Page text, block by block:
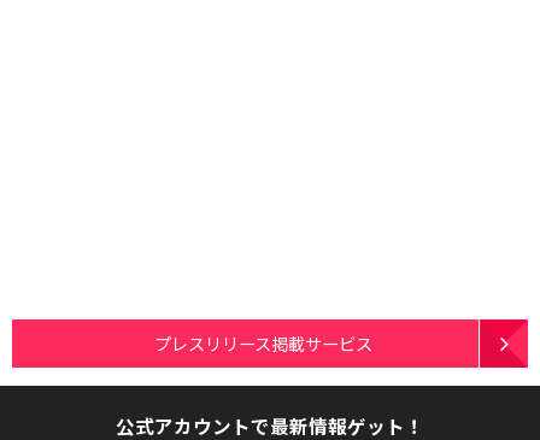
プレスリリース掲載サービス
公式アカウントで最新情報ゲット！